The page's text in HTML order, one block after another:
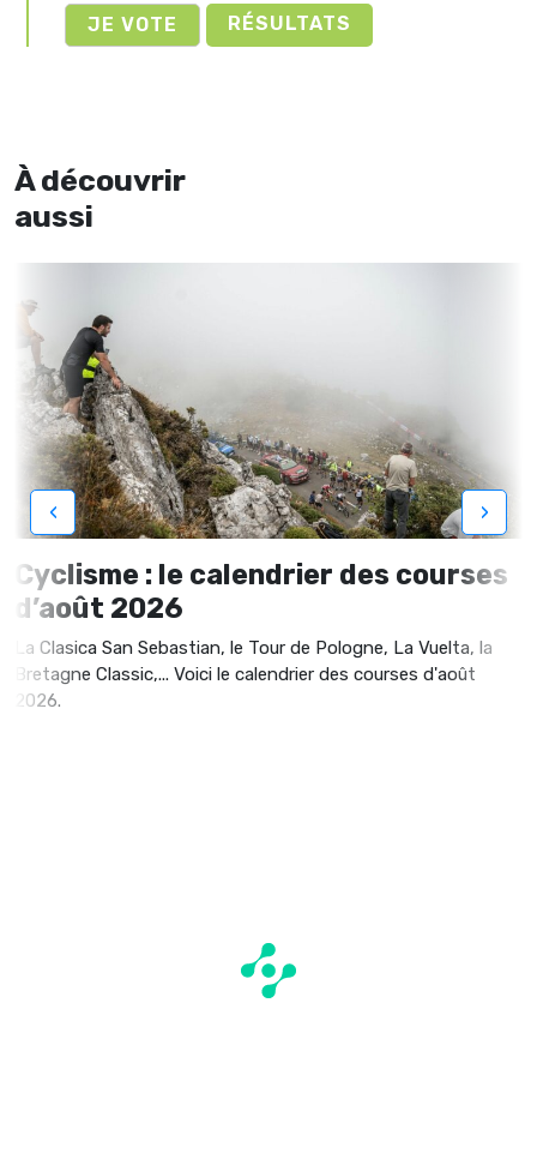
RÉSULTATS
À découvrir
aussi
Cyclisme : le calendrier des courses
d’août 2026
La Clasica San Sebastian, le Tour de Pologne, La Vuelta, la
Bretagne Classic,... Voici le calendrier des courses d'août
2026.
‹ ›